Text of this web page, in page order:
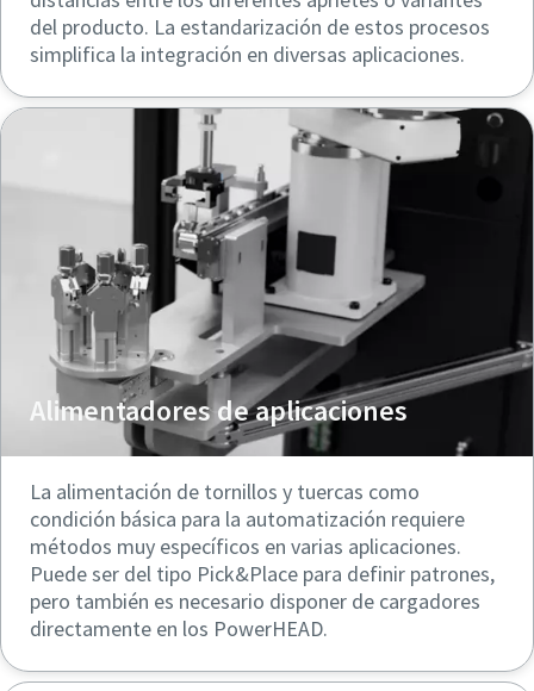
del producto. La estandarización de estos procesos
simplifica la integración en diversas aplicaciones.
Alimentadores de aplicaciones
La alimentación de tornillos y tuercas como
condición básica para la automatización requiere
métodos muy específicos en varias aplicaciones.
Puede ser del tipo Pick&Place para definir patrones,
pero también es necesario disponer de cargadores
directamente en los PowerHEAD.